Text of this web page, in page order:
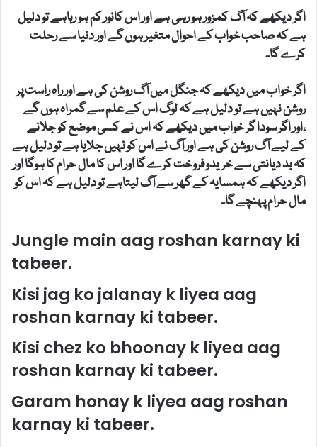
اگر دیکھے کہ آگ کمزور ہو رہی ہے اور اس کانور کم ہو رہاہے تو دلیل
ہے کہ صاحب خواب کے احوال متغیر ہوں گے اور دنیا سے رحلت
کرے گا۔
اگر خواب میں دیکھے کہ جنگل میں آگ روشن کی ہے اور راہ راست پر
روشن نہیں ہے تو دلیل ہے کہ لوگ اس کے علم سے گمراہ ہوں گے
،اور اگر سودا گر خواب میں دیکھے کہ اس نے کسی موضع کو جلانے
کے لیے آگ روشن کی ہے اور آگ نے اس کو نہیں جلایا ہے تو دلیل ہے
کہ بد دیانتی سے خریدوفروخت کرے گا اور اس کا مال حرام کا ہوگا اور
اگر دیکھے کہ ہمسایہ کے گھر سے آگ لیتاہے تو دلیل ہے کہ اس کو
مال حرام پہنچے گا۔
Jungle main aag roshan karnay ki
tabeer.
Kisi jag ko jalanay k liyea aag
roshan karnay ki tabeer.
Kisi chez ko bhoonay k liyea aag
roshan karnay ki tabeer.
Garam honay k liyea aag roshan
karnay ki tabeer.